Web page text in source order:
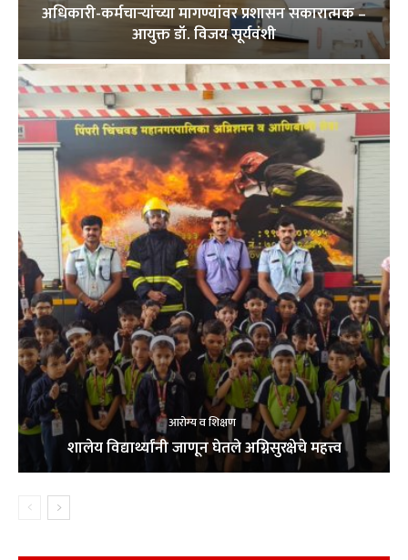
अधिकारी-कर्मचाऱ्यांच्या मागण्यांवर प्रशासन सकारात्मक –
आयुक्त डॉ. विजय सूर्यवंशी
आरोग्य व शिक्षण
शालेय विद्यार्थ्यांनी जाणून घेतले अग्निसुरक्षेचे महत्त्व